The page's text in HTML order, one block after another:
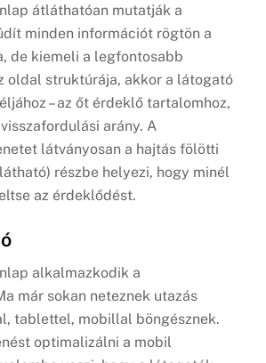
átláthatóan mutatják a
minden információt rögtön a
de kiemeli a legfontosabb
oldal struktúrája, akkor a látogató
– az őt érdeklő tartalomhoz,
arány. A
látványosan a hajtás fölötti
részbe helyezi, hogy minél
az érdeklődést.
alkalmazkodik a
már sokan neteznek utazás
tablettel, mobillal böngésznek.
optimalizálni a mobil